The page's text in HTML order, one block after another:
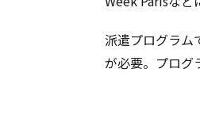
派遣プログラム
が必要。プログ